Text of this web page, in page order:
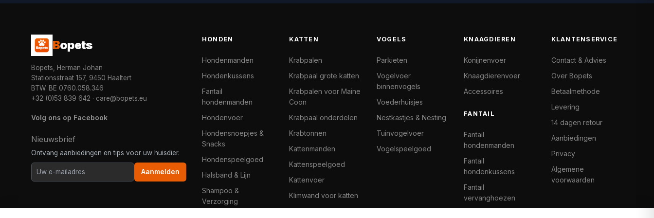
Bopets
Bopets, Herman Johan
Stationsstraat 157, 9450 Haaltert
BTW: BE 0760.058.346
+32 (0)53 839 642 · care@bopets.eu
Volg ons op Facebook
Nieuwsbrief
Ontvang aanbiedingen en tips voor uw huisdier.
Aanmelden
HONDEN
Hondenmanden
Hondenkussens
Fantail
hondenmanden
Hondenvoer
Hondensnoepjes &
Snacks
Hondenspeelgoed
Halsband & Lijn
Shampoo &
Verzorging
KATTEN
Krabpalen
Krabpaal grote katten
Krabpalen voor Maine
Coon
Krabpaal onderdelen
Krabtonnen
Kattenmanden
Kattenspeelgoed
Kattenvoer
Klimwand voor katten
VOGELS
Parkieten
Vogelvoer
binnenvogels
Voederhuisjes
Nestkastjes & Nesting
Tuinvogelvoer
Vogelspeelgoed
KNAAGDIEREN
Konijnenvoer
Knaagdierenvoer
Accessoires
FANTAIL
Fantail
hondenmanden
Fantail
hondenkussens
Fantail
vervanghoezen
KLANTENSERVICE
Contact & Advies
Over Bopets
Betaalmethode
Levering
14 dagen retour
Aanbiedingen
Privacy
Algemene
voorwaarden